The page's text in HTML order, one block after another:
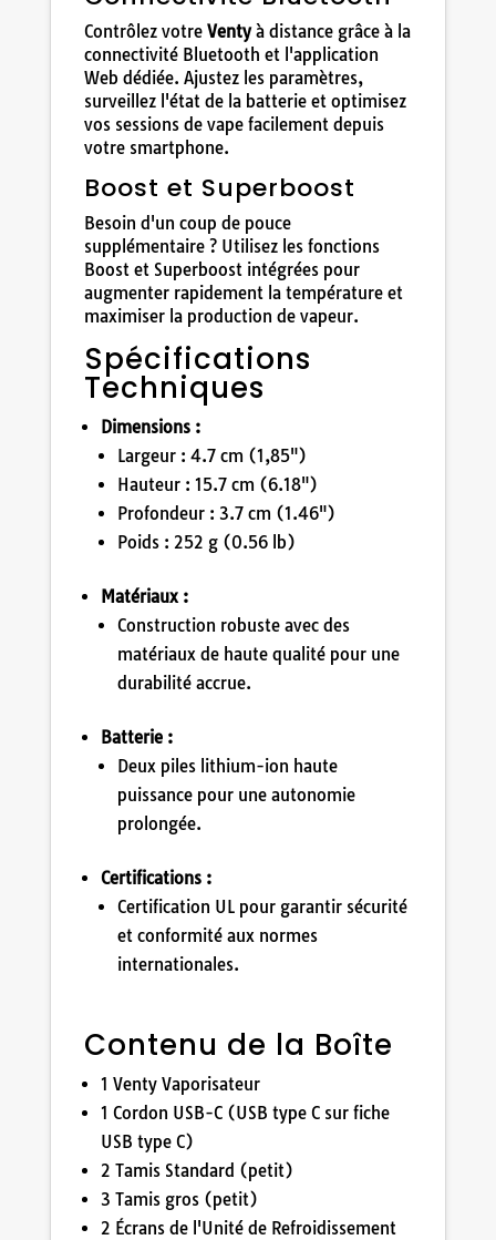
Contrôlez votre Ventyà distance grâce à la
connectivité Bluetooth et l'application
Web dédiée. Ajustez les paramètres,
surveillez l'état de la batterie et optimisez
vos sessions de vape facilement depuis
votre smartphone.
Boost et Superboost
Besoin d'un coup de pouce
supplémentaire ? Utilisez les fonctions
Boost et Superboost intégrées pour
augmenter rapidement la température et
maximiser la production de vapeur.
Spécifications
Techniques
Dimensions :
Largeur : 4.7 cm (1,85")
Hauteur : 15.7 cm (6.18")
Profondeur : 3.7 cm (1.46")
Poids : 252 g (0.56 lb)
Matériaux :
Construction robuste avec des
matériaux de haute qualité pour une
durabilité accrue.
Batterie :
Deux piles lithium-ion haute
puissance pour une autonomie
prolongée.
Certifications :
Certification UL pour garantir sécurité
et conformité aux normes
internationales.
Contenu de la Boîte
1 Venty Vaporisateur
1 Cordon USB-C (USB type C sur fiche
USB type C)
2 Tamis Standard (petit)
3 Tamis gros (petit)
2 Écrans de l'Unité de Refroidissement